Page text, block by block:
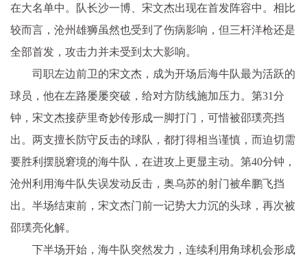
在大名单中。队长沙一博、宋文杰出现在首发阵容中。相比
较而言，沧州雄狮虽然也受到了伤病影响，但三杆洋枪还是
全部首发，攻击力并未受到太大影响。
司职左边前卫的宋文杰，成为开场后海牛队最为活跃的
球员，他在左路屡屡突破，给对方防线施加压力。第31分
钟，宋文杰接萨里奇妙传形成一脚打门，可惜被邵璞亮挡
出。两支擅长防守反击的球队，都打得相当谨慎，而迫切需
要胜利摆脱窘境的海牛队，在进攻上更显主动。第40分钟，
沧州利用海牛队失误发动反击，奥乌苏的射门被牟鹏飞挡
出。半场结束前，宋文杰门前一记势大力沉的头球，再次被
邵璞亮化解。
下半场开始，海牛队突然发力，连续利用角球机会形成